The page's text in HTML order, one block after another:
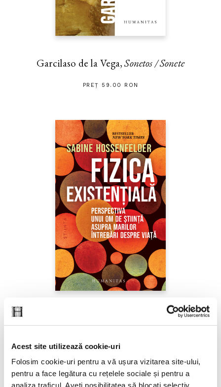
Acest site utilizează cookie-uri
Folosim cookie-uri pentru a vă ușura vizitarea site-ului,
pentru a face legătura cu rețelele sociale și pentru a
analiza traficul. Aveți posibilitatea să blocați selectiv
Garcilaso de la Vega,Sonetos / Sonete
PREȚ 59.00 RON
Fizica existenţială